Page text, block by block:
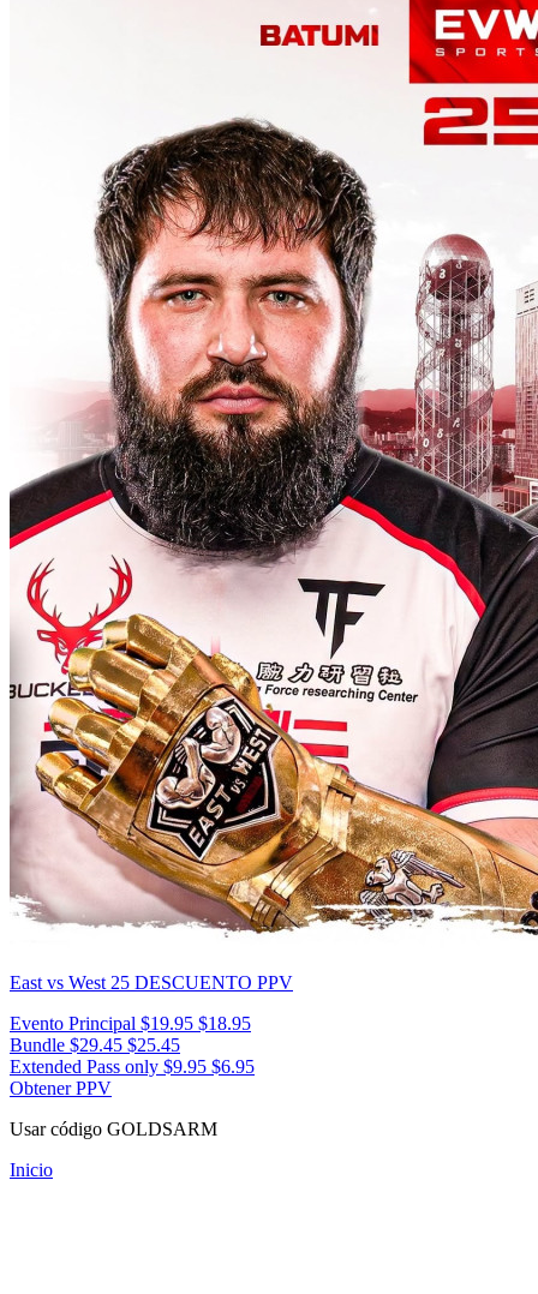
East vs West 25 DESCUENTO PPV
Evento Principal $19.95 $18.95
Bundle $29.45 $25.45
Extended Pass only $9.95 $6.95
Obtener PPV
Usar código GOLDSARM
Inicio